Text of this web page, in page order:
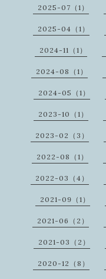
2025-07（1）
2025-04（1）
2024-11（1）
2024-08（1）
2024-05（1）
2023-10（1）
2023-02（3）
2022-08（1）
2022-03（4）
2021-09（1）
2021-06（2）
2021-03（2）
2020-12（8）